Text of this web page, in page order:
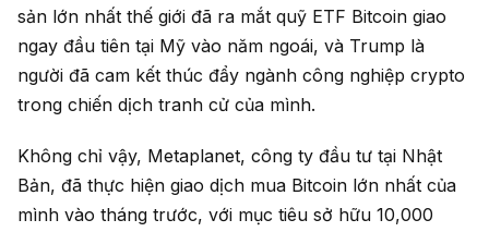
sản lớn nhất thế giới đã ra mắt quỹ ETF Bitcoin giao
ngay đầu tiên tại Mỹ vào năm ngoái, và Trump là
người đã cam kết thúc đẩy ngành công nghiệp crypto
trong chiến dịch tranh cử của mình.
Không chỉ vậy, Metaplanet, công ty đầu tư tại Nhật
Bản, đã thực hiện giao dịch mua Bitcoin lớn nhất của
mình vào tháng trước, với mục tiêu sở hữu 10,000